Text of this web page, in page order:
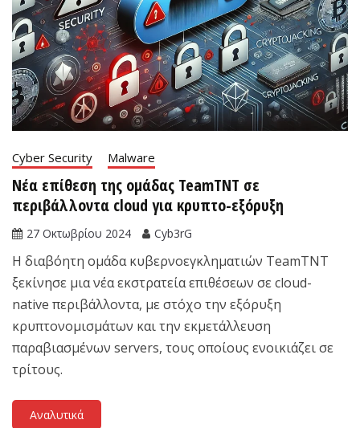
Cyber Security Malware
Νέα επίθεση της ομάδας TeamTNT σε
περιβάλλοντα cloud για κρυπτο-εξόρυξη
27 Οκτωβρίου 2024 Cyb3rG
Η διαβόητη ομάδα κυβερνοεγκληματιών TeamTNT
ξεκίνησε μια νέα εκστρατεία επιθέσεων σε cloud-
native περιβάλλοντα, με στόχο την εξόρυξη
κρυπτονομισμάτων και την εκμετάλλευση
παραβιασμένων servers, τους οποίους ενοικιάζει σε
τρίτους.
Αναλυτικά